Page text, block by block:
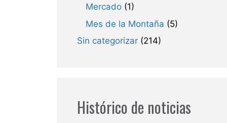
Mercado (1)
Mes de la Montaña (5)
Sin categorizar (214)
Histórico de noticias